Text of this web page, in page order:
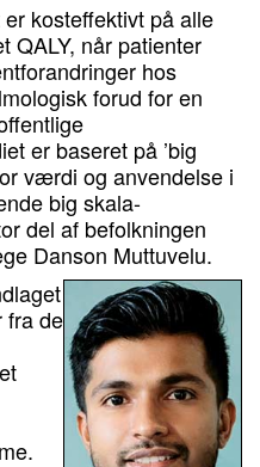
kosteffektivt på alle
QALY, når patienter
hos
forud for en
er baseret på ’big
værdi og anvendelse i
big skala-
del af befolkningen
Danson Muttuvelu.
fra de